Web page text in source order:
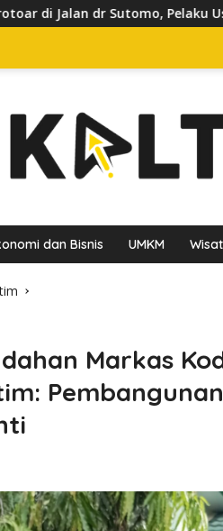
Usaha Diingatkan Hormati
dan Bisnis UMKM
Markas